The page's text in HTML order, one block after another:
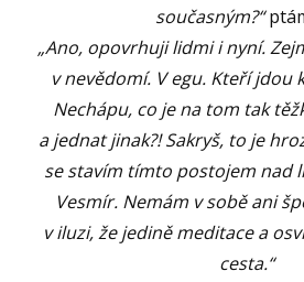
současným?“
„Ano, opovrhuji lidmi i nyní.
v nevědomí. V egu. Kteří jdou
Nechápu, co je na tom tak
a jednat jinak?! Sakryš, to je
se stavím tímto postojem nad
Vesmír. Nemám v sobě ani
v iluzi, že jedině meditace a
cesta.“